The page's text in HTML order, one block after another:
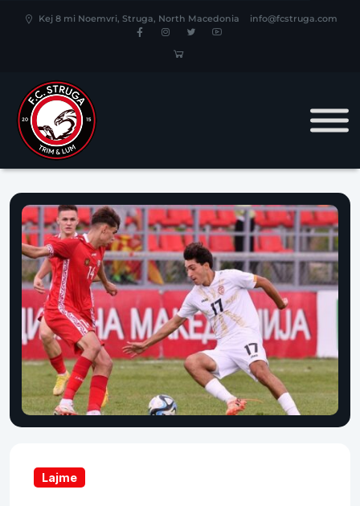
Kej 8 mi Noemvri, Struga, North Macedonia info@fcstruga.com
Lajme